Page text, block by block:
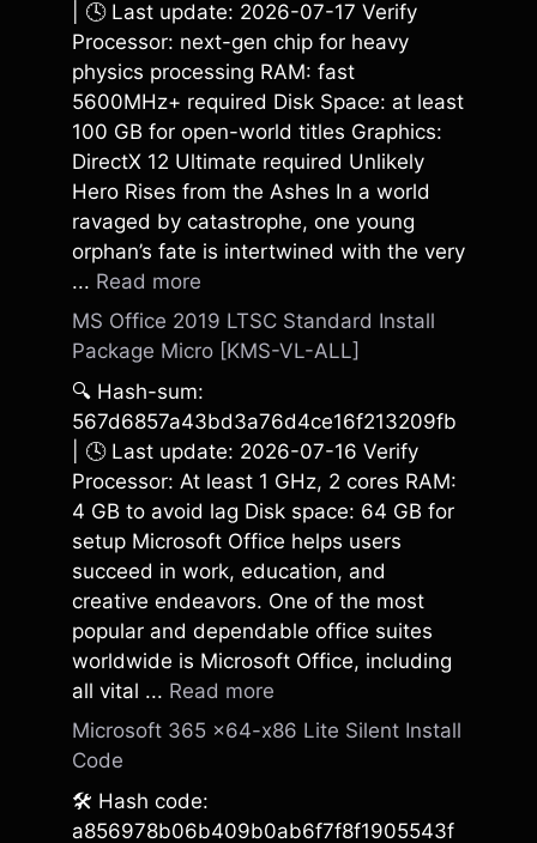
| 🕓 Last update: 2026-07-17 Verify
Processor: next-gen chip for heavy
physics processing RAM: fast
5600MHz+ required Disk Space: at least
100 GB for open-world titles Graphics:
DirectX 12 Ultimate required Unlikely
Hero Rises from the Ashes In a world
ravaged by catastrophe, one young
orphan’s fate is intertwined with the very
... Read more
MS Office 2019 LTSC Standard Install
Package Micro [KMS-VL-ALL]
🔍 Hash-sum:
567d6857a43bd3a76d4ce16f213209fb
| 🕓 Last update: 2026-07-16 Verify
Processor: At least 1 GHz, 2 cores RAM:
4 GB to avoid lag Disk space: 64 GB for
setup Microsoft Office helps users
succeed in work, education, and
creative endeavors. One of the most
popular and dependable office suites
worldwide is Microsoft Office, including
all vital ... Read more
Microsoft 365 x64-x86 Lite Silent Install
Code
🛠 Hash code:
a856978b06b409b0ab6f7f8f1905543f